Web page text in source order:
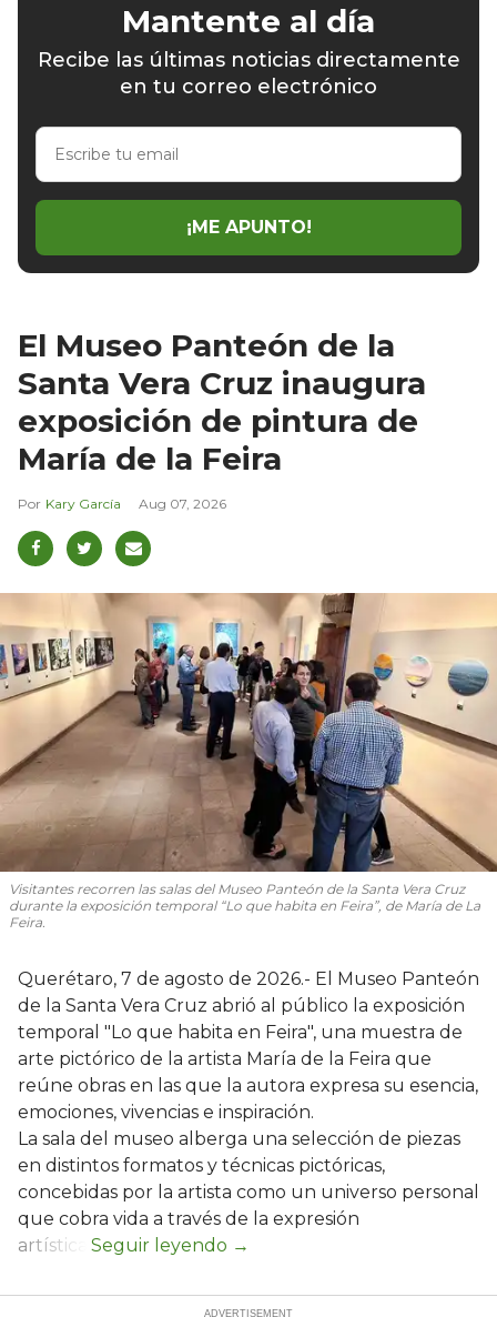
Mantente al día
Recibe las últimas noticias directamente
en tu correo electrónico
Escribe
email
¡ME APUNTO!
El Museo Panteón de la
Santa Vera Cruz inaugura
exposición de pintura de
María de la Feira
Kary García Aug 07, 2026
Visitantes recorren las salas del Museo Panteón de la Santa Vera Cruz
durante la exposición temporal “Lo que habita en Feira”, de María de La
Feira.
Querétaro, 7 de agosto de 2026.- El Museo Panteón
de la Santa Vera Cruz abrió al público la exposición
temporal "Lo que habita en Feira", una muestra de
arte pictórico de la artista María de la Feira que
reúne obras en las que la autora expresa su esencia,
emociones, vivencias e inspiración.
La sala del museo alberga una selección de piezas
en distintos formatos y técnicas pictóricas,
concebidas por la artista como un universo personal
que cobra vida a través de la expresión
artística.